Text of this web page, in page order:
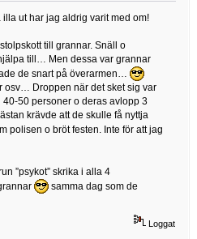
ut har jag aldrig varit med om!
till grannar. Snäll o
till… Men dessa var grannar
de snart på överarmen…
osv… Droppen när det sket sig var
50 personer o deras avlopp 3
krävde att de skulle få nyttja
polisen o bröt festen. Inte för att jag
”psykot” skrika i alla 4
samma dag som de
Loggat